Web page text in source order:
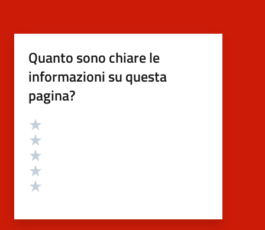
Quanto sono chiare le
informazioni su questa
pagina?
Valutazione